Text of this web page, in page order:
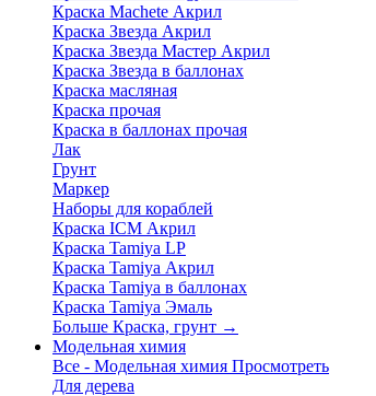
Краска Machete Акрил
Краска Звезда Акрил
Краска Звезда Мастер Акрил
Краска Звезда в баллонах
Краска масляная
Краска прочая
Краска в баллонах прочая
Лак
Грунт
Маркер
Наборы для кораблей
Краска ICM Акрил
Краска Tamiya LP
Краска Tamiya Акрил
Краска Tamiya в баллонах
Краска Tamiya Эмаль
Больше Краска, грунт →
Модельная химия
Все - Модельная химия Просмотреть
Для дерева